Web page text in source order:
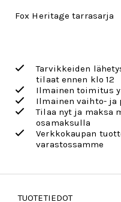
Fox Heritage tarrasarja
Tarvikkeiden
tilaat ennen klo 12
Ilmainen toimitus
Ilmainen vaihto- ja
Tilaa nyt ja maksa
osamaksulla
Verkkokaupan
varastossamme
TUOTETIEDOT